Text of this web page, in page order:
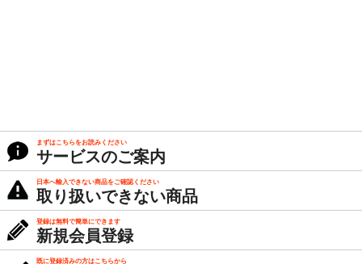
まずはこちらをお読みください
サービスのご案内
日本へ輸入できない商品をご確認ください
取り扱いできない商品
登録は無料で簡単にできます
新規会員登録
既に登録済みの方はこちらから